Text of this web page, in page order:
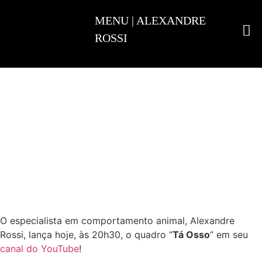
O especialista em comportamento animal, Alexandre
Rossi, lança hoje, às 20h30, o quadro “Tá Osso” em seu
canal do YouTube!